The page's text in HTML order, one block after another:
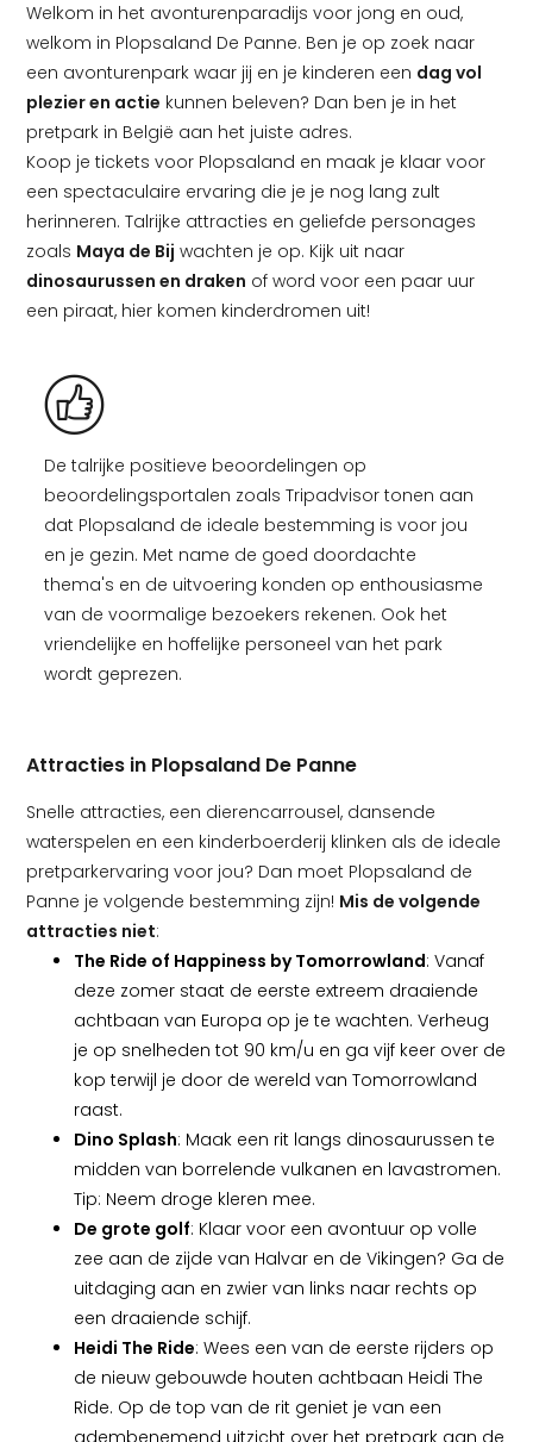
Welkom in het avonturenparadijs voor jong en oud,
welkom in Plopsaland De Panne. Ben je op zoek naar
een avonturenpark waar jij en je kinderen een dag vol
plezier en actie kunnen beleven? Dan ben je in het
pretpark in België aan het juiste adres.
Koop je tickets voor Plopsaland en maak je klaar voor
een spectaculaire ervaring die je je nog lang zult
herinneren. Talrijke attracties en geliefde personages
zoals Maya de Bij wachten je op. Kijk uit naar
dinosaurussen en draken of word voor een paar uur
een piraat, hier komen kinderdromen uit!
De talrijke positieve beoordelingen op
beoordelingsportalen zoals Tripadvisor tonen aan
dat Plopsaland de ideale bestemming is voor jou
en je gezin. Met name de goed doordachte
thema's en de uitvoering konden op enthousiasme
van de voormalige bezoekers rekenen. Ook het
vriendelijke en hoffelijke personeel van het park
wordt geprezen.
Attracties in Plopsaland De Panne
Snelle attracties, een dierencarrousel, dansende
waterspelen en een kinderboerderij klinken als de ideale
pretparkervaring voor jou? Dan moet Plopsaland de
Panne je volgende bestemming zijn! Mis de volgende
attracties niet:
The Ride of Happiness by Tomorrowland: Vanaf
deze zomer staat de eerste extreem draaiende
achtbaan van Europa op je te wachten. Verheug
je op snelheden tot 90 km/u en ga vijf keer over de
kop terwijl je door de wereld van Tomorrowland
raast.
Dino Splash: Maak een rit langs dinosaurussen te
midden van borrelende vulkanen en lavastromen.
Tip: Neem droge kleren mee.
De grote golf: Klaar voor een avontuur op volle
zee aan de zijde van Halvar en de Vikingen? Ga de
uitdaging aan en zwier van links naar rechts op
een draaiende schijf.
Heidi The Ride: Wees een van de eerste rijders op
de nieuw gebouwde houten achtbaan Heidi The
Ride. Op de top van de rit geniet je van een
adembenemend uitzicht over het pretpark aan de